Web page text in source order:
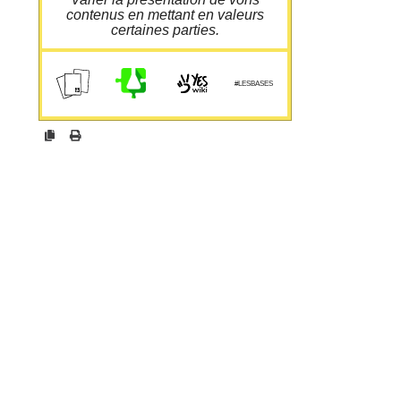
contenus en mettant en valeurs
certaines parties.
#LESBASES
cloud.guillaumeleguen.xyz/yo
urls/b